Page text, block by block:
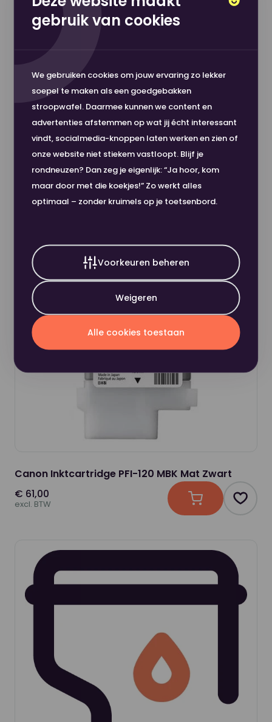
gebruik van cookies
We gebruiken cookies om jouw ervaring zo lekker
soepel te maken als een goedgebakken
stroopwafel. Daarmee kunnen we content en
advertenties afstemmen op wat jij écht interessant
vindt, socialmedia-knoppen laten werken en zien of
onze website niet stiekem vastloopt. Blijf je
rondneuzen? Dan zeg je eigenlijk: “Ja hoor, kom
maar door met die koekjes!” Zo werkt alles
optimaal – zonder kruimels op je toetsenbord.
Voorkeuren beheren
Weigeren
Alle cookies toestaan
Canon Staple Cartridge P1 2x5000 nietjes
excl. BTW In winkelwagen
Canon Inktcartridge PFI-120 MBK Mat Zwart
€ 61,00
excl. BTW In winkelwagen